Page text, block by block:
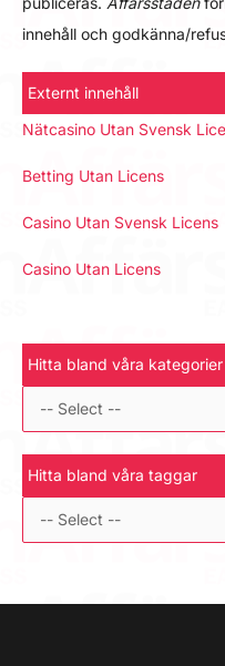
innehåll och godkänna/
Externt innehåll
Nätcasino Utan Svensk
Betting Utan Licens
Casino Utan Svensk Licens
Casino Utan Licens
Hitta bland våra kategorier
Hitta bland våra taggar